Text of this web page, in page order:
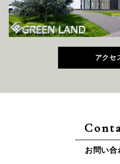
アクセ
お問い合